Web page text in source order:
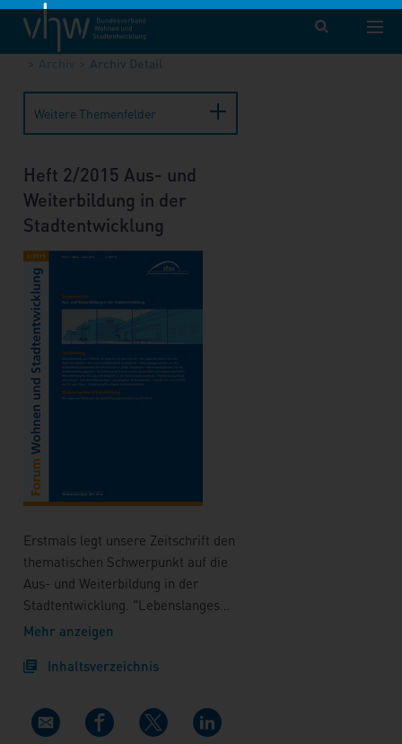
vhw – Bundesverband für Wohnen und Stadtentwicklung e. V.
Publikationen
Forum Wohnen und Stadtentwicklung
Archiv
Archiv Detail
Weitere Themenfelder
Heft 2/2015 Aus- und
Weiterbildung in der
Stadtentwicklung
Erstmals legt unsere Zeitschrift den
thematischen Schwerpunkt auf die
Aus- und Weiterbildung in der
Stadtentwicklung. "Lebenslanges
Lernen" ist zu einem geflügelten
Lebensbereiche und Lebensphasen
"Für das Leben lernen wir", ist
gerade für die Stadtplanung
Mehr anzeigen
Inhaltsverzeichnis